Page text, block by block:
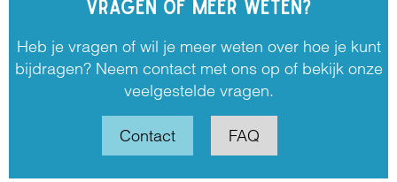
VRAGEN OF MEER WETEN?
Heb je vragen of wil je meer weten over hoe je kunt
bijdragen? Neem contact met ons op of bekijk onze
veelgestelde vragen.
Contact FAQ